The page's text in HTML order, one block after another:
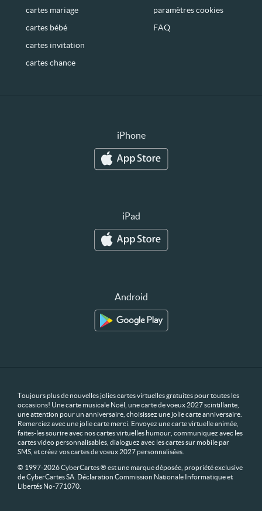
cartes mariage
cartes bébé
cartes invitation
cartes chance
paramètres cookies
FAQ
iPhone
iPad
Android
Toujours plus de nouvelles jolies cartes virtuelles gratuites pour toutes les
occasions! Une carte musicale Noël, une carte de voeux 2027 scintillante,
une attention pour un anniversaire, choisissez une jolie carte anniversaire.
Remerciez avec une jolie carte merci. Envoyez une carte virtuelle animée,
faites-les sourire avec nos cartes virtuelles humour, communiquez avec les
cartes video personnalisables, dialoguez avec les cartes sur mobile par
SMS, et créez vos cartes de voeux 2027 personnalisées.
© 1997-2026 CyberCartes ® est une marque déposée, propriété exclusive
de CyberCartes SA. Déclaration Commission Nationale Informatique et
Libertés No-771070.